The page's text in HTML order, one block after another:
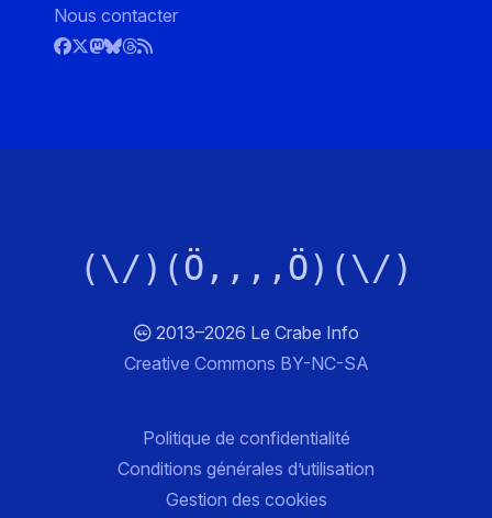
Nous contacter
(\/)(Ö,,,,Ö)(\/)
2013–2026 Le Crabe Info
Creative Commons BY-NC-SA
Politique de confidentialité
Conditions générales d’utilisation
Gestion des cookies